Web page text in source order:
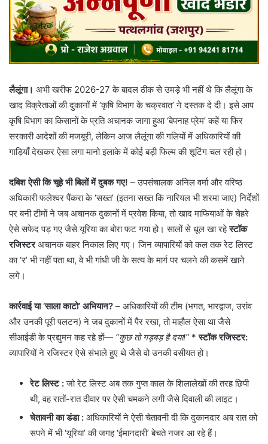
लैलूंगा। अभी खरीफ 2026-27 के बादल ठीक से उमड़े भी नहीं थे कि लैलूंगा के
खाद विक्रेताओं की दुकानों में ‘कृषि विभाग के चक्रवात’ ने दस्तक दे दी। इसे आप
कृषि विभाग का किसानों के प्रति अचानक जागा हुआ ‘बेपनाह प्रेम’ कहें या फिर
सरकारी आदेशों की मजबूरी, लेकिन आज लैलूंगा की गलियों में अधिकारियों की
गाड़ियाँ देखकर ऐसा लगा मानो इलाके में कोई बड़ी फिल्म की शूटिंग चल रही हो।
दबिश ऐसी कि चूहे भी बिलों में दुबक गए! – उपसंचालक अनिल वर्मा और वरिष्ठ
अधिकारी फलेश्वर पैंकरा के ‘सख्त’ (इतना सख्त कि नारियल भी शरमा जाए) निर्देशों
पर बनी टीमों ने जब अचानक दुकानों में प्रवेश किया, तो खाद माफियाओं के चेहरे
ऐसे सफेद पड़ गए जैसे यूरिया का बोरा फट गया हो। सालों से धूल खा रहेस्टॉक
रजिस्टरअचानक बाहर निकाल लिए गए। जिन व्यापारियों को कल तक रेट लिस्ट
का ‘र’ भी नहीं पता था, वे भी गांधी जी के सत्य के मार्ग पर चलने की कसमें खाने
लगे।
कार्रवाई या ‘साला काटो’ अभियान? – अधिकारियों की टीम (भगत, भारद्वाज, उरांव
और उनकी पूरी पलटन) ने जब दुकानों में पैर रखा, तो माहौल ऐसा था जैसे
सीआईडी के प्रद्युमन कह रहे हों— “कुछ तो गड़बड़ है दया!” *स्टॉक रजिस्टर:
व्यापारियों ने रजिस्टर ऐसे संभाले हुए थे जैसे वो उनकी वसीयत हो।
रेट लिस्ट :जो रेट लिस्ट अब तक गुप्त काल के शिलालेखों की तरह छिपी
थी, वह रातों-रात दीवार पर ऐसी चमकने लगी जैसे दिवाली की लाइट।
चेतावनी का डंडा : अधिकारियों ने ऐसी चेतावनी दी कि दुकानदार अब रात को
सपने में भी ‘यूरिया’ की जगह ‘ईमानदारी’ बेचते नजर आ रहे हैं।